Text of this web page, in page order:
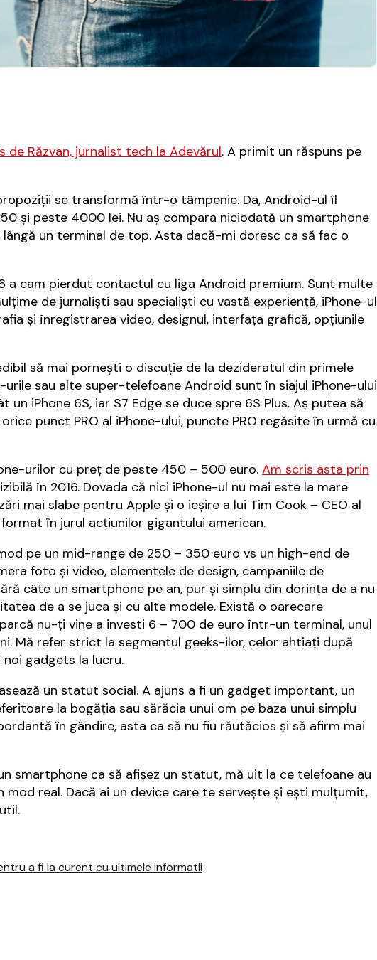
Răzvan, jurnalist tech la Adevărul. A primit un răspuns pe
se transformă într-o tâmpenie. Da, Android-ul îl
și peste 4000 lei. Nu aș compara niciodată un smartphone
un terminal de top. Asta dacă-mi doresc ca să fac o
a cam pierdut contactul cu liga Android premium. Sunt multe
de jurnaliști sau specialiști cu vastă experiență, iPhone-ul
și înregistrarea video, designul, interfața grafică, opțiunile
să mai pornești o discuție de la dezideratul din primele
urile sau alte super-telefoane Android sunt în siajul iPhone-ului
un iPhone 6S, iar S7 Edge se duce spre 6S Plus. Aș putea să
punct PRO al iPhone-ului, puncte PRO regăsite în urmă cu
urilor cu preț de peste 450 – 500 euro. Am scris asta prin
în 2016. Dovada că nici iPhone-ul nu mai este la mare
mai slabe pentru Apple și o ieșire a lui Tim Cook – CEO al
în jurul acțiunilor gigantului american.
pe un mid-range de 250 – 350 euro vs un high-end de
foto și video, elementele de design, campaniile de
câte un smartphone pe an, pur și simplu din dorința de a nu
de a se juca și cu alte modele. Există o oarecare
nu-ți vine a investi 6 – 700 de euro într-un terminal, unul
Mă refer strict la segmentul geeks-ilor, celor ahtiați după
gadgets la lucru.
un statut social. A ajuns a fi un gadget important, un
la bogăția sau sărăcia unui om pe baza unui simplu
în gândire, asta ca să nu fiu răutăcios și să afirm mai
smartphone ca să afișez un statut, mă uit la ce telefoane au
mod real. Dacă ai un device care te servește și ești mulțumit,
a fi la curent cu ultimele informatii